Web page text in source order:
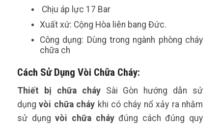
Chịu áp lực 17 Bar
Xuất xứ: Cộng Hòa liên bang Đức.
Công dụng: Dùng trong ngành phòng cháy
chữa ch
Cách Sử Dụng Vòi Chữa Cháy:
Thiết bị chữa cháySài Gòn hướng dẫn sử
dụngvòi chữa cháy khi có cháy nổ xảy ra nhằm
sử dụngvòi chữa cháyđúng cách đúng quy